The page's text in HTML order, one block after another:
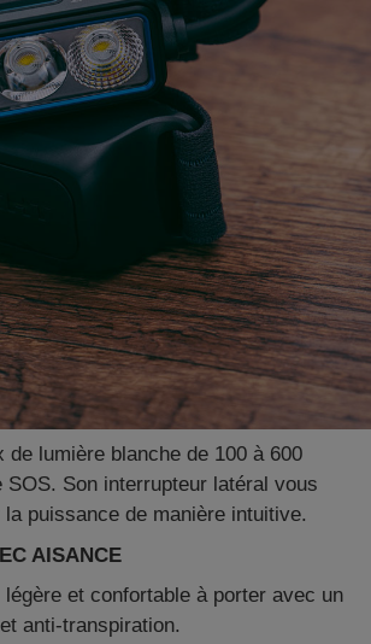
de lumière blanche de 100 à 600
SOS. Son interrupteur latéral vous
puissance de manière intuitive.
AISANCE
légère et confortable à porter avec un
anti-transpiration.